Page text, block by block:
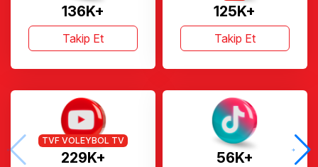
136K+
Takip Et
125K+
Takip Et
229K+
TVF VOLEYBOL TV
56K+